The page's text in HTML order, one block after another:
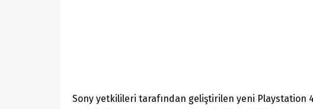
Sony yetkilileri tarafından geliştirilen yeni Playstation